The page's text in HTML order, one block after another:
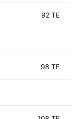
92 TE
98 TE